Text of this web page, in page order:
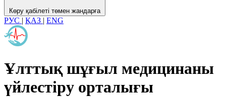
Көру қабілеті төмен жандарға
РУС | ҚАЗ | ENG
Ұлттық шұғыл медицинаны
үйлестіру орталығы